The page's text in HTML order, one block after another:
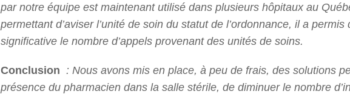
par notre équipe est maintenant utilisé dans plusieurs hôpitaux au
permettant d’aviser l’unité de soin du statut de l’ordonnance, il a
significative le nombre d’appels provenant des unités de soins.
Conclusion : Nous avons mis en place, à peu de frais, des solutions
présence du pharmacien dans la salle stérile, de diminuer le nombre